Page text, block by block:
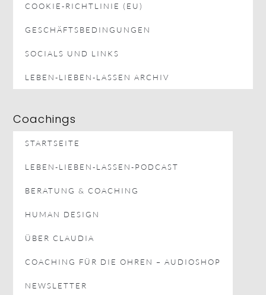
COOKIE-RICHTLINIE (EU)
GESCHÄFTSBEDINGUNGEN
SOCIALS UND LINKS
LEBEN-LIEBEN-LASSEN ARCHIV
Coachings
STARTSEITE
LEBEN-LIEBEN-LASSEN-PODCAST
BERATUNG & COACHING
HUMAN DESIGN
ÜBER CLAUDIA
COACHING FÜR DIE OHREN – AUDIOSHOP
NEWSLETTER